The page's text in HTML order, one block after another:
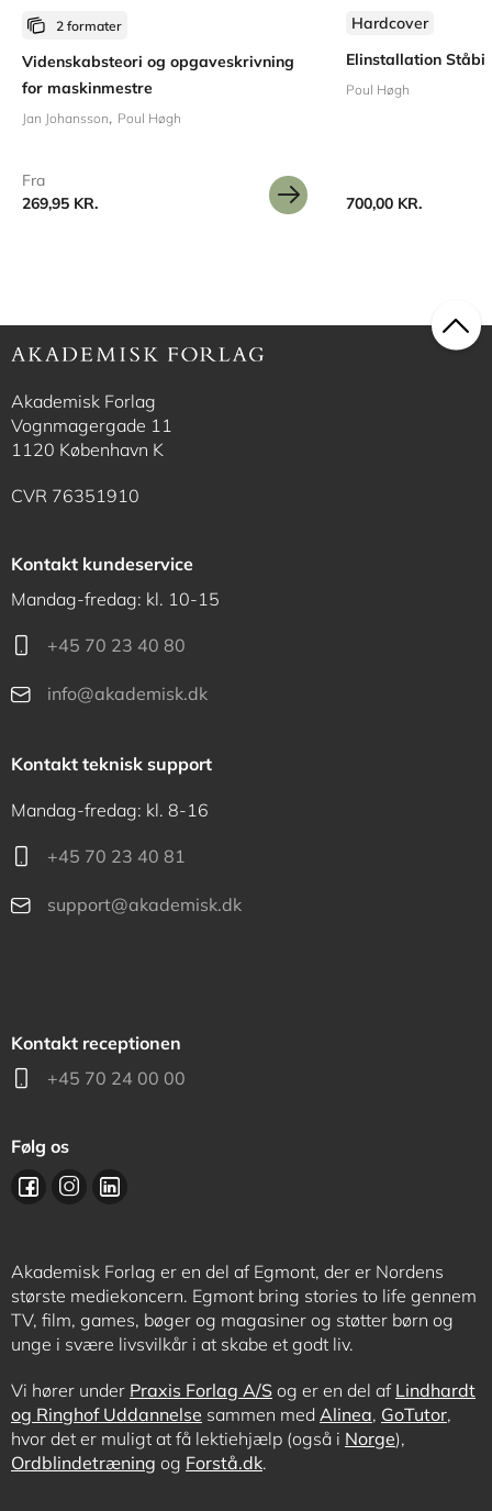
2 formater
Videnskabsteori og opgaveskrivning
for maskinmestre
Jan Johansson Poul Høgh
Fra
269,95 KR.
Hardcover
Elinstallation Ståbi
Poul Høgh
700,00 KR.
Akademisk Forlag
Vognmagergade 11
1120 København K
CVR 76351910
Kontakt kundeservice
Mandag-fredag: kl. 10-15
+45 70 23 40 80
info@akademisk.dk
Kontakt teknisk support
Mandag-fredag: kl. 8-16
+45 70 23 40 81
support@akademisk.dk
Kontakt receptionen
+45 70 24 00 00
Følg os
Akademisk Forlag er en del af Egmont, der er Nordens
største mediekoncern. Egmont bring stories to life gennem
TV, film, games, bøger og magasiner og støtter børn og
unge i svære livsvilkår i at skabe et godt liv.
Vi hører under Praxis Forlag A/S og er en del af Lindhardt
og Ringhof Uddannelse sammen med Alinea, GoTutor,
hvor det er muligt at få lektiehjælp (også i Norge),
Ordblindetræning og Forstå.dk.